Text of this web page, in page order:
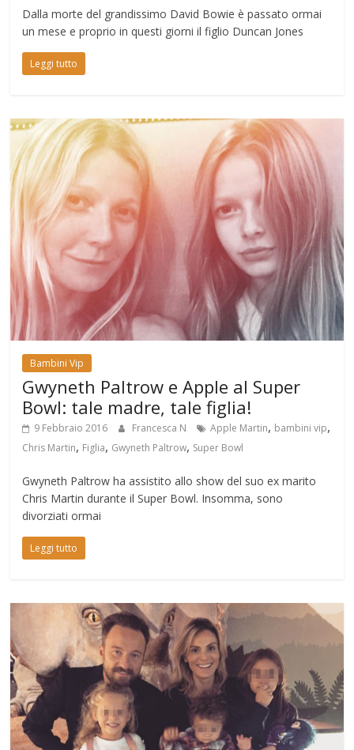
Dalla morte del grandissimo David Bowie è passato ormai
un mese e proprio in questi giorni il figlio Duncan Jones
Leggi tutto
Bambini Vip
Gwyneth Paltrow e Apple al Super
Bowl: tale madre, tale figlia!
9 Febbraio 2016 Francesca N Apple Martin, bambini vip,
Chris Martin, Figlia, Gwyneth Paltrow, Super Bowl
Gwyneth Paltrow ha assistito allo show del suo ex marito
Chris Martin durante il Super Bowl. Insomma, sono
divorziati ormai
Leggi tutto